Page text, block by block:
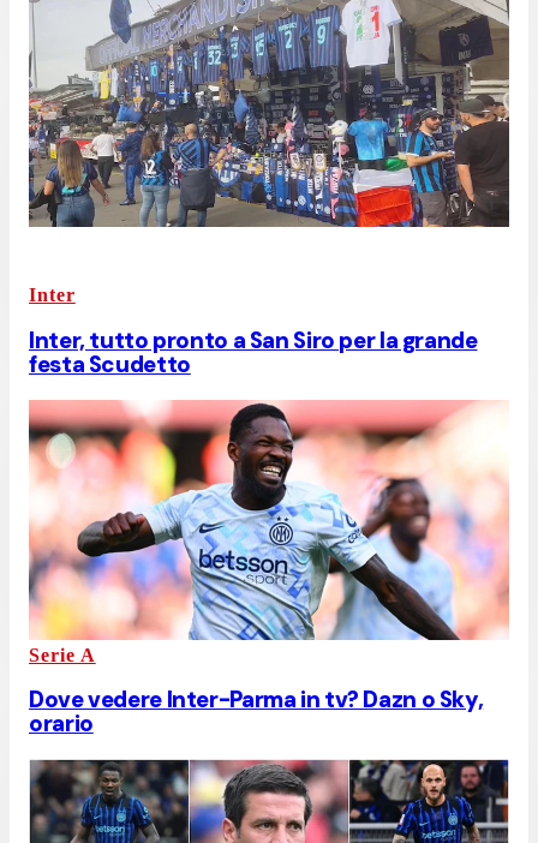
Inter
Inter, tutto pronto a San Siro per la grande
festa Scudetto
Serie A
Dove vedere Inter-Parma in tv? Dazn o Sky,
orario